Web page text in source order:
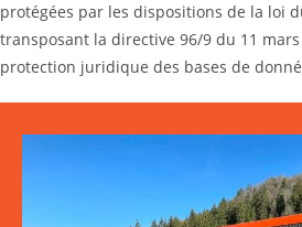
protégées par les dispositions de la loi
transposant la directive 96/9 du 11
protection juridique des bases de